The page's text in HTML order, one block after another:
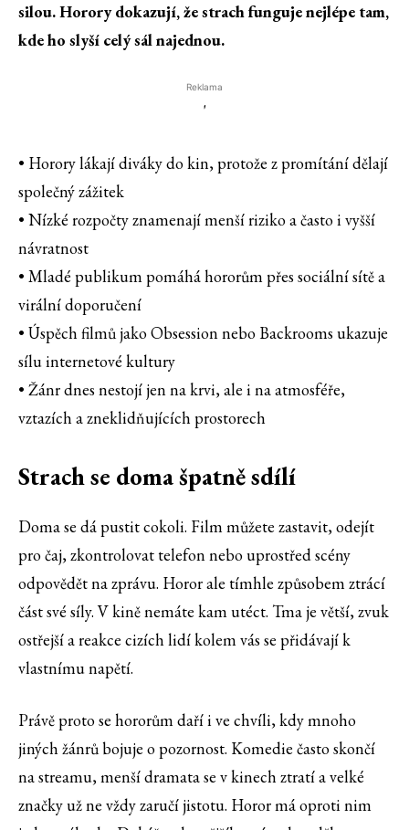
silou. Horory dokazují, že strach funguje nejlépe tam,
kde ho slyší celý sál najednou.
Reklama
'
• Horory lákají diváky do kin, protože z promítání dělají
společný zážitek
• Nízké rozpočty znamenají menší riziko a často i vyšší
návratnost
• Mladé publikum pomáhá hororům přes sociální sítě a
virální doporučení
• Úspěch filmů jako Obsession nebo Backrooms ukazuje
sílu internetové kultury
• Žánr dnes nestojí jen na krvi, ale i na atmosféře,
vztazích a zneklidňujících prostorech
Strach se doma špatně sdílí
Doma se dá pustit cokoli. Film můžete zastavit, odejít
pro čaj, zkontrolovat telefon nebo uprostřed scény
odpovědět na zprávu. Horor ale tímhle způsobem ztrácí
část své síly. V kině nemáte kam utéct. Tma je větší, zvuk
ostřejší a reakce cizích lidí kolem vás se přidávají k
vlastnímu napětí.
Právě proto se hororům daří i ve chvíli, kdy mnoho
jiných žánrů bojuje o pozornost. Komedie často skončí
na streamu, menší dramata se v kinech ztratí a velké
značky už ne vždy zaručí jistotu. Horor má oproti nim